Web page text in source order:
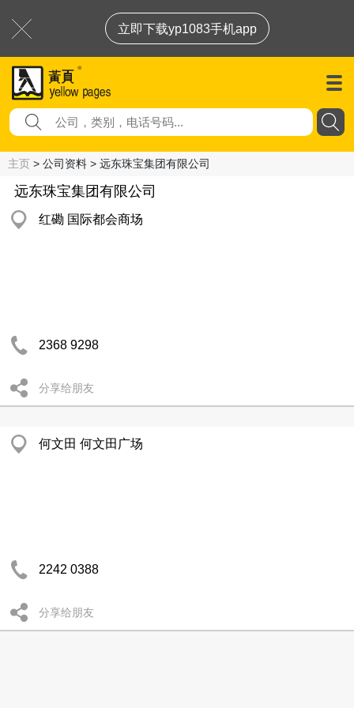
立即下载yp1083手机app
主页 > 公司资料 > 远东珠宝集团有限公司
远东珠宝集团有限公司
红磡 国际都会商场
2368 9298
分享给朋友
何文田 何文田广场
2242 0388
分享给朋友